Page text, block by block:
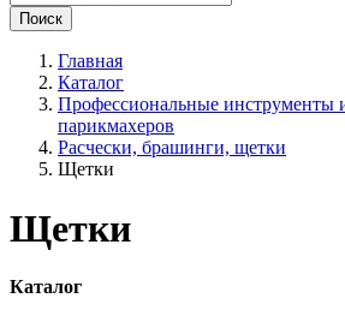
Поиск
Главная
Каталог
Профессиональные инструменты
парикмахеров
Расчески, брашинги, щетки
Щетки
Щетки
Каталог